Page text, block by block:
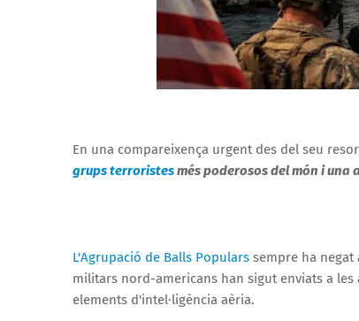
En una compareixença urgent des del seu
grups terroristesmés poderosos del món i
L'Agrupació de Balls Populars sempre ha negat
militars nord-americans han sigut enviats a
elements d'intel·ligència aèria.